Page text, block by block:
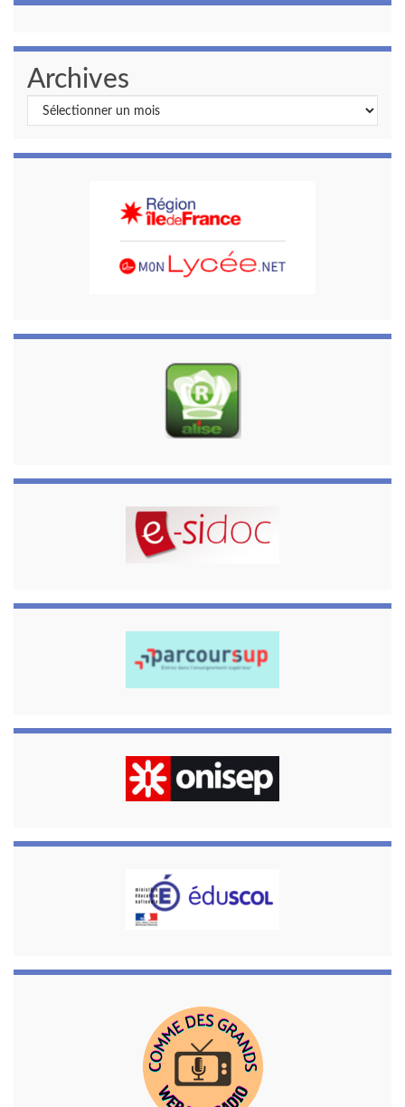
Archives
Archives